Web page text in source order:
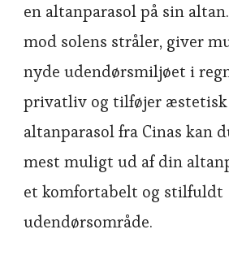
en altanparasol på sin
mod solens stråler, giver
nyde udendørsmiljøet i
privatliv og tilføjer æstetisk
altanparasol fra Cinas kan
mest muligt ud af din
et komfortabelt og stilfuldt
udendørsområde.